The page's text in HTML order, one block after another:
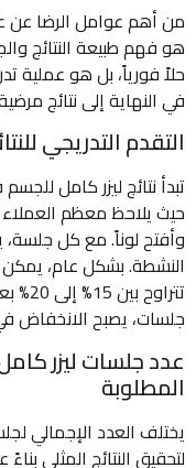
من أهم عوامل الرضا عن
هو فهم طبيعة النتائج
حلاً فورياً، بل هو عملية
في النهاية إلى نتائج
التقدم التدريجي
تبدأ نتائج ليزر كامل
حيث يلاحظ معظم
وأفتح لوناً. مع كل جلسة،
النشطة. بشكل عام،
جلسات، يصبح الانخفاض
عدد جلسات ليزر
المطلوبة
يختلف العدد الإجمالي
لتحقيق النتائج المثلى